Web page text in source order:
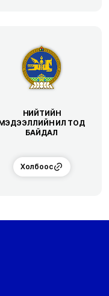
НИЙТИЙН
ИЛ ТОД
БАЙДАЛ
Холбоос